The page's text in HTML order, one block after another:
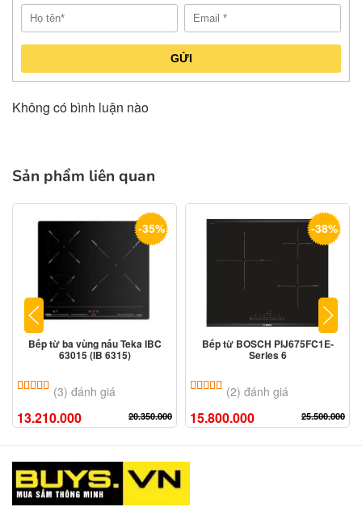
GỬI
Không có bình luận nào
Sản phẩm liên quan
-35%
Bếp từ ba vùng nấu Teka IBC
63015 (IB 6315)
5.00 trên 5 dựa trên
(3) đánh giá
13.210.000 20.350.000
-38%
Bếp từ BOSCH PIJ675FC1E-
Series 6
5.00 trên 5 dựa trên
(2) đánh giá
15.800.000 25.500.000